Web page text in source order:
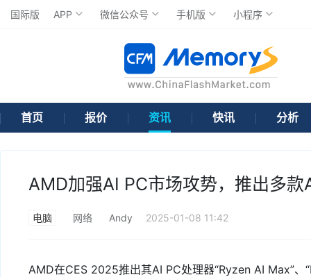
国际版 APP 微信公众号 手机版 小程序
首页 报价 资讯 快讯 分析
AMD加强AI PC市场攻势，推出多款
电脑 网络 Andy 2025-01-08 11:42
AMD在CES 2025推出其AI PC处理器“Ryzen AI Max”